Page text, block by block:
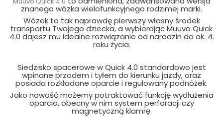
znanego wózka wielofunkcyjnego rodzimej marki.
Wózek to tak naprawdę pierwszy własny środek
transportu Twojego dziecka, a wybierając Muuvo Quick
4.0 dajesz mu idealne rozwiązanie od narodzin do ok. 4.
roku życia.
Siedzisko spacerowe w Quick 4.0 standardowo jest
wpinane przodem i tyłem do kierunku jazdy, oraz
posiada rozkładane oparcie i regulowany podnóżek.
Jako nowość możemy potraktować funkcję wydłużenia
oparcia, obecny w nim system perforacji czy
magnetyczną klamrę.